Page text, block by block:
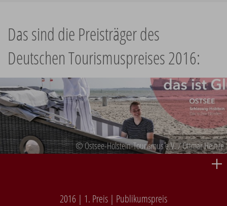
Das sind die Preisträger des
Deutschen Tourismuspreises 2016:
© Ostsee-Holstein-Tourismus e.V. / Ottmar Heinze
2016 | 1. Preis | Publikumspreis